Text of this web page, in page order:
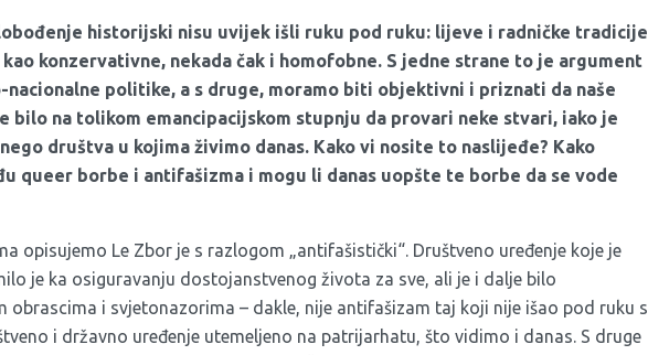
historijski nisu uvijek išli ruku pod ruku: lijeve i radničke tradicije
konzervativne, nekada čak i homofobne. S jedne strane to je argument
politike, a s druge, moramo biti objektivni i priznati da naše
bilo na tolikom emancipacijskom stupnju da provari neke stvari, iako je
društva u kojima živimo danas. Kako vi nosite to naslijeđe? Kako
queer borbe i antifašizma i mogu li danas uopšte te borbe da se vode
opisujemo Le Zbor je s razlogom „antifašistički“. Društveno uređenje koje je
je ka osiguravanju dostojanstvenog života za sve, ali je i dalje bilo
obrascima i svjetonazorima – dakle, nije antifašizam taj koji nije išao pod ruku s
i državno uređenje utemeljeno na patrijarhatu, što vidimo i danas. S druge